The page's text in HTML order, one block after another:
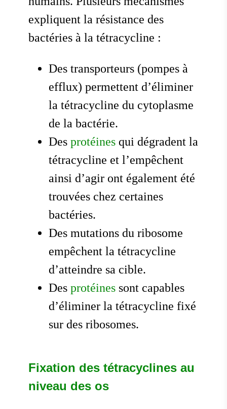
expliquent la résistance des
bactéries à la tétracycline :
Des transporteurs (pompes à
efflux) permettent d’éliminer
la tétracycline du cytoplasme
de la bactérie.
Des protéines qui dégradent la
tétracycline et l’empêchent
ainsi d’agir ont également été
trouvées chez certaines
bactéries.
Des mutations du ribosome
empêchent la tétracycline
d’atteindre sa cible.
Des protéines sont capables
d’éliminer la tétracycline fixé
sur des ribosomes.
Fixation des tétracyclines au
niveau des os